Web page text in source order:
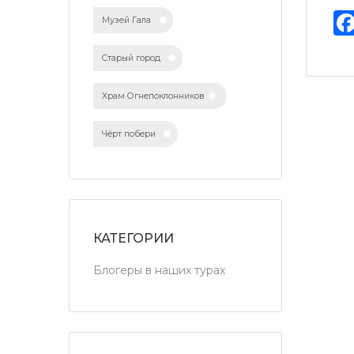
Музей Гала
Старый город
Храм Огнепоклонников
Чёрт побери
КАТЕГОРИИ
Блогеры в наших турах